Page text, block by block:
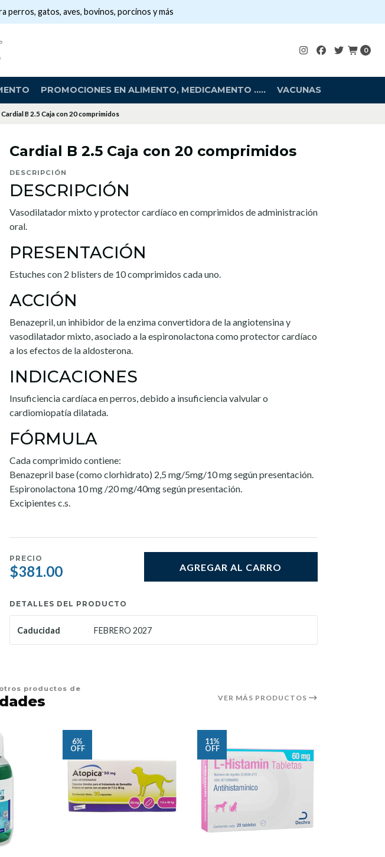
0
PROMOCIONES EN ALIMENTO, MEDICAMENTO ..... VACUNAS
perros, gatos, aves, bovinos, porcinos y más
Cardial B 2.5 Caja con 20 comprimidos
Cardial B 2.5 Caja con 20 comprimidos
DESCRIPCIÓN
DESCRIPCIÓN
Vasodilatador mixto y protector cardíaco en comprimidos de administración
oral.
PRESENTACIÓN
Estuches con 2 blisters de 10 comprimidos cada uno.
ACCIÓN
Benazepril, un inhibidor de la enzima convertidora de la angiotensina y
vasodilatador mixto, asociado a la espironolactona como protector cardíaco
a los efectos de la aldosterona.
INDICACIONES
Insuficiencia cardíaca en perros, debido a insuficiencia valvular o
cardiomiopatía dilatada.
FÓRMULA
Cada comprimido contiene:
Benazepril base (como clorhidrato) 2,5 mg/5mg/10 mg según presentación.
Espironolactona 10 mg /20 mg/40mg según presentación.
Excipientes c.s.
PRECIO
$381.00 AGREGAR AL CARRO
DETALLES DEL PRODUCTO
Caducidad FEBRERO 2027
productos de
VER MÁS PRODUCTOS
6%
OFF
11%
OFF